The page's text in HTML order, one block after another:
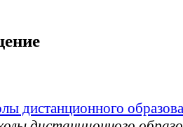
дистанционного